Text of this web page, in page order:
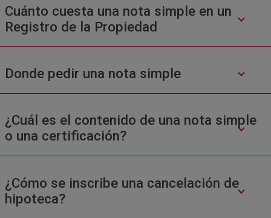
Cuánto cuesta una nota simple en un
Registro de la Propiedad
Donde pedir una nota simple
¿Cuál es el contenido de una nota simple
o una certificación?
¿Cómo se inscribe una cancelación de
hipoteca?